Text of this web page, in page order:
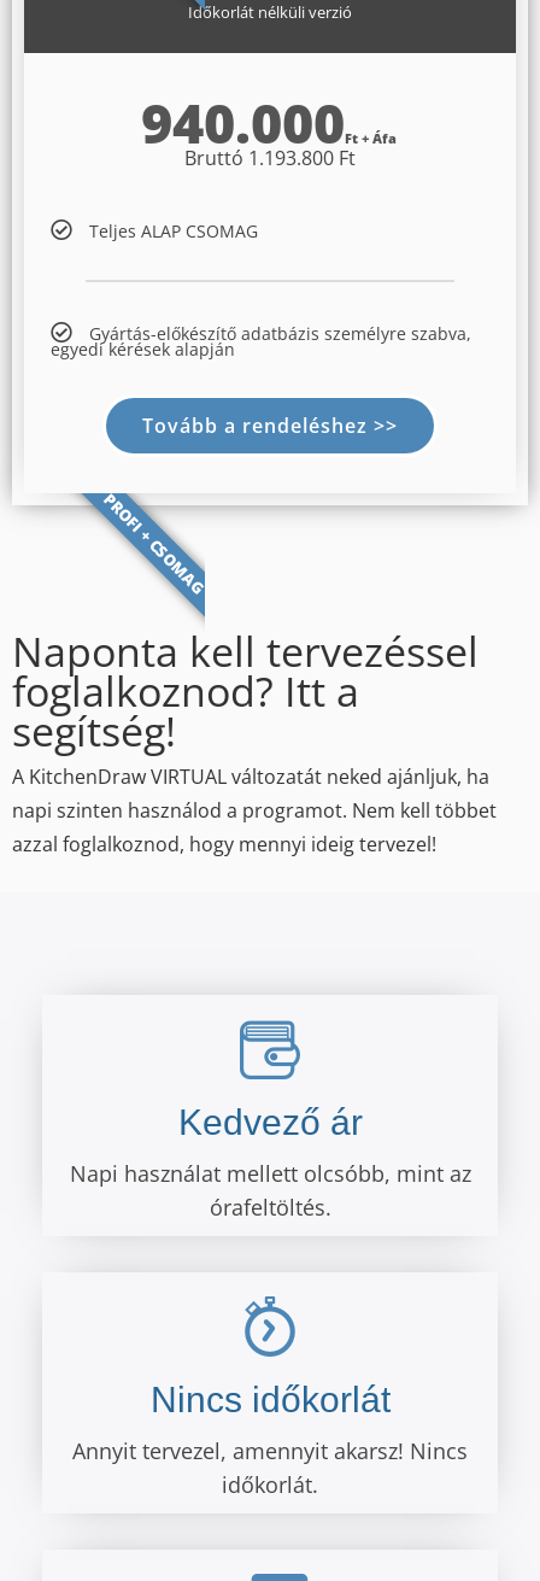
Időkorlát nélküli verzió
940.000Ft + Áfa
Bruttó 1.193.800 Ft
Teljes ALAP CSOMAG
Gyártás-előkészítő adatbázis személyre szabva,
egyedi kérések alapján
Tovább a rendeléshez >>
PROFI + CSOMAG
Naponta kell tervezéssel
foglalkoznod? Itt a
segítség!
A KitchenDraw VIRTUAL változatát neked ajánljuk, ha
napi szinten használod a programot. Nem kell többet
azzal foglalkoznod, hogy mennyi ideig tervezel!
Kedvező ár
Napi használat mellett olcsóbb, mint az
órafeltöltés.
Nincs időkorlát
Annyit tervezel, amennyit akarsz! Nincs
időkorlát.